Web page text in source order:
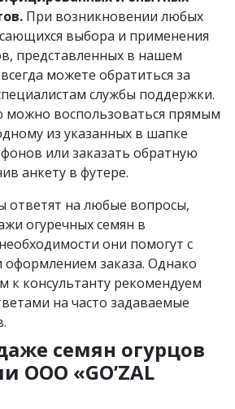
При возникновении любых
выбора и применения
представленных в нашем
можете обратиться за
службы поддержки.
можно воспользоваться прямым
из указанных в шапке
или заказать обратную
анкету в футере.
ответят на любые вопросы,
огуречных семян в
они помогут с
заказа. Однако
к консультанту рекомендуем
на часто задаваемые
семян огурцов
OOO «GO’ZAL